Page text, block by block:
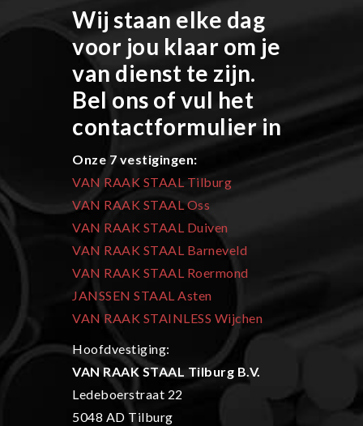
Wij staan elke dag
voor jou klaar om je
van dienst te zijn.
Bel ons of vul het
contactformulier in
Onze 7 vestigingen:
VAN RAAK STAAL Tilburg
VAN RAAK STAAL Oss
VAN RAAK STAAL Duiven
VAN RAAK STAAL Barneveld
VAN RAAK STAAL Roermond
JANSSEN STAAL Asten
VAN RAAK STAINLESS Wijchen
Hoofdvestiging:
VAN RAAK STAAL Tilburg B.V.
Ledeboerstraat 22
5048 AD Tilburg